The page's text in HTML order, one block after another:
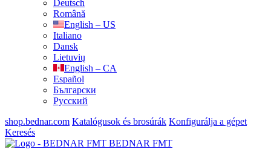
Deutsch
Română
English – US
Italiano
Dansk
Lietuvių
English – CA
Español
Български
Русский
shop.bednar.com Katalógusok és brosúrák Konfigurálja a gépet
Keresés
BEDNAR FMT